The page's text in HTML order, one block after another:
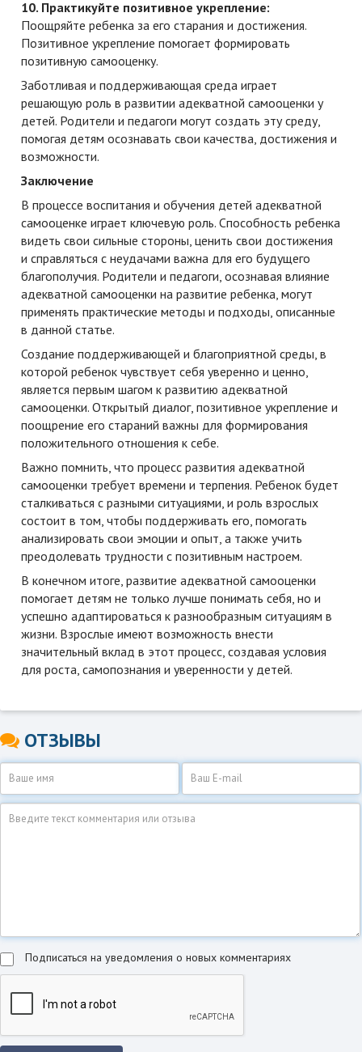
10. Практикуйте позитивное укрепление:
Поощряйте ребенка за его старания и достижения.
Позитивное укрепление помогает формировать
позитивную самооценку.
Заботливая и поддерживающая среда играет
решающую роль в развитии адекватной самооценки у
детей. Родители и педагоги могут создать эту среду,
помогая детям осознавать свои качества, достижения и
возможности.
Заключение
В процессе воспитания и обучения детей адекватной
самооценке играет ключевую роль. Способность ребенка
видеть свои сильные стороны, ценить свои достижения
и справляться с неудачами важна для его будущего
благополучия. Родители и педагоги, осознавая влияние
адекватной самооценки на развитие ребенка, могут
применять практические методы и подходы, описанные
в данной статье.
Создание поддерживающей и благоприятной среды, в
которой ребенок чувствует себя уверенно и ценно,
является первым шагом к развитию адекватной
самооценки. Открытый диалог, позитивное укрепление и
поощрение его стараний важны для формирования
положительного отношения к себе.
Важно помнить, что процесс развития адекватной
самооценки требует времени и терпения. Ребенок будет
сталкиваться с разными ситуациями, и роль взрослых
состоит в том, чтобы поддерживать его, помогать
анализировать свои эмоции и опыт, а также учить
преодолевать трудности с позитивным настроем.
В конечном итоге, развитие адекватной самооценки
помогает детям не только лучше понимать себя, но и
успешно адаптироваться к разнообразным ситуациям в
жизни. Взрослые имеют возможность внести
значительный вклад в этот процесс, создавая условия
для роста, самопознания и уверенности у детей.
ОТЗЫВЫ
Подписаться на уведомления о новых комментариях